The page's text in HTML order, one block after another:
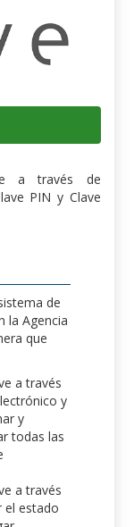
a través de
PIN y Clave
de
la Agencia
que
a través
y
y
todas las
a través
el estado